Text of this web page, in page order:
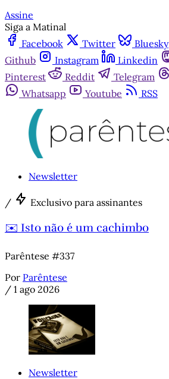
Assine
Siga a Matinal
Facebook
Twitter Bluesky
Github
Instagram Linkedin
Pinterest
Reddit Telegram
Whatsapp
Youtube RSS
Newsletter
/ Exclusivo para assinantes
✉️ Isto não é um cachimbo
Parêntese #337
Por Parêntese
/ 1 ago 2026
Newsletter